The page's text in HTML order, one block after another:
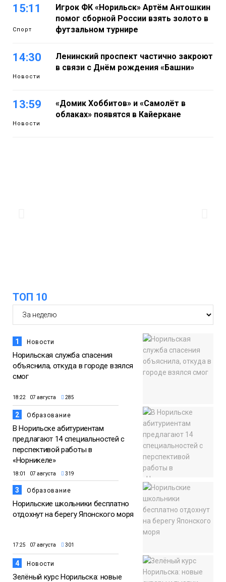
15:11
Спорт
Игрок ФК «Норильск» Артём Антошкин
помог сборной России взять золото в
футзальном турнире
14:30
Новости
Ленинский проспект частично закроют
в связи с Днём рождения «Башни»
13:59
Новости
«Домик Хоббитов» и «Самолёт в
облаках» появятся в Кайеркане
ТОП 10
1 Новости
Норильская служба спасения
объяснила, откуда в городе взялся
смог
18:22 07 августа 285
2 Образование
В Норильске абитуриентам
предлагают 14 специальностей с
перспективой работы в
«Норникеле»
18:01 07 августа 319
3 Образование
Норильские школьники бесплатно
отдохнут на берегу Японского моря
17:25 07 августа 301
4 Новости
Зелёный курс Норильска: новые